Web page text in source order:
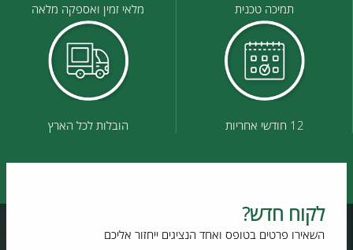
תמיכה טכנית מלאי זמין ואספקה מלאה
12 חודשי אחריות הובלות לכל הארץ
לקוח חדש?
השאירו פרטים בטופס ואחד הנציגים ייחזור אליכם